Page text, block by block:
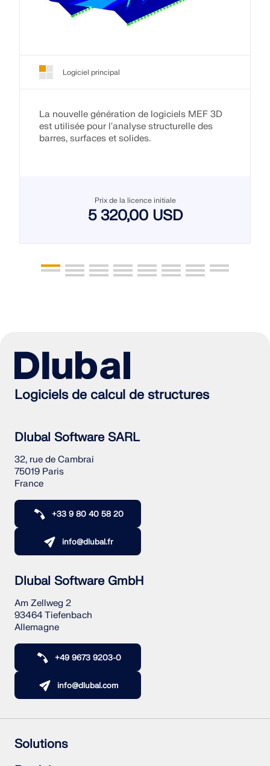
Logiciel principal
La nouvelle génération de logiciels MEF 3D
est utilisée pour l'analyse structurelle des
barres, surfaces et solides.
Prix de la licence initiale
5 320,00 USD
Logiciels de calcul de structures
Dlubal Software SARL
32, rue de Cambrai
75019 Paris
France
+33 9 80 40 58 20
info@dlubal.fr
Dlubal Software GmbH
Am Zellweg 2
93464 Tiefenbach
Allemagne
+49 9673 9203-0
info@dlubal.com
Solutions